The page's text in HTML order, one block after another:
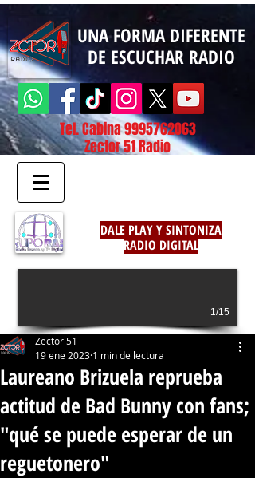
UNA FORMA DIFERENTE
DE ESCUCHAR RADIO
Tel. Cabina9995762063
Zector 51 Radio
DALE PLAY Y SINTONIZA
RADIO DIGITAL
1/15
Laureano Brizuela reprueba
actitud de Bad Bunny con fans;
"qué se puede esperar de un
reguetonero"
Zector 51
19 ene 2023 1 min de lectura